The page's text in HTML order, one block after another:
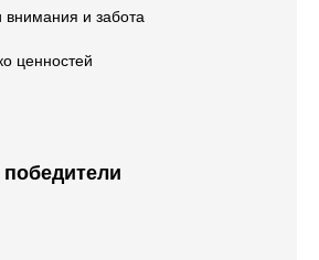
внимания и забота
ценностей